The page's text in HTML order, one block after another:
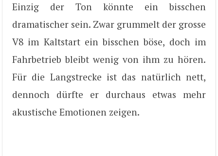
Einzig der Ton könnte ein bisschen
dramatischer sein. Zwar grummelt der grosse
V8 im Kaltstart ein bisschen böse, doch im
Fahrbetrieb bleibt wenig von ihm zu hören.
Für die Langstrecke ist das natürlich nett,
dennoch dürfte er durchaus etwas mehr
akustische Emotionen zeigen.